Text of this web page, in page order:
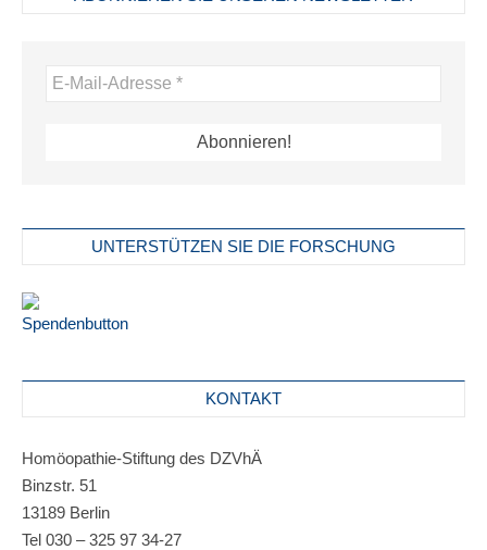
UNTERSTÜTZEN SIE DIE FORSCHUNG
KONTAKT
Homöopathie-Stiftung des DZVhÄ
Binzstr. 51
13189 Berlin
Tel 030 – 325 97 34-27